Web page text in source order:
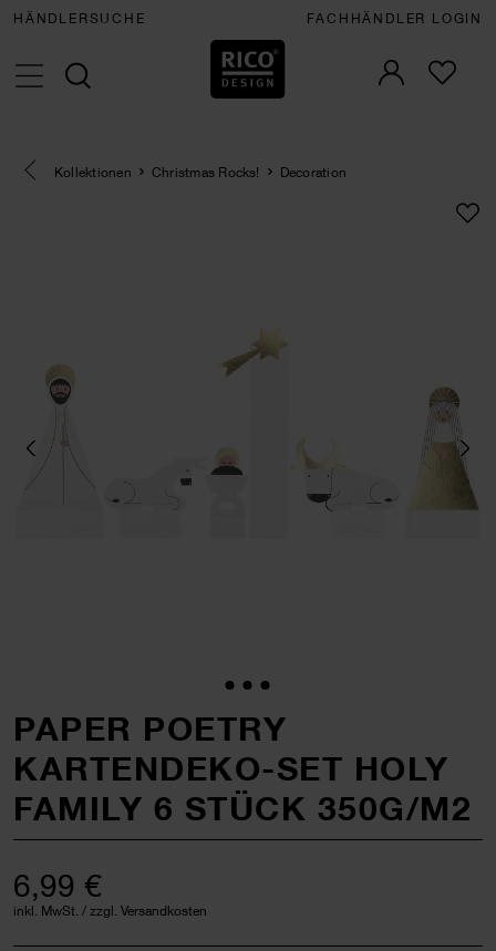
HÄNDLERSUCHE FACHHÄNDLER LOGIN
Eine Kategorie zurück navigieren
Kollektionen Christmas Rocks! Decoration
PAPER POETRY
KARTENDEKO-SET HOLY
FAMILY 6 STÜCK 350G/M2
6,99 €
inkl. MwSt. / zzgl. Versandkosten